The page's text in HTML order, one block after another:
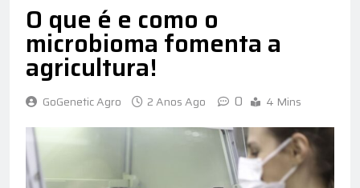
O que é e como o
microbioma fomenta a
agricultura!
GoGenetic Agro 2 Anos Ago 0 4 Mins